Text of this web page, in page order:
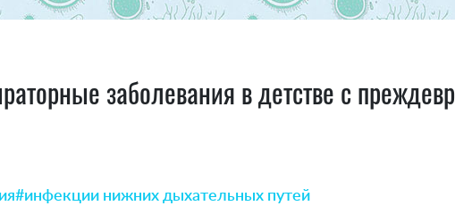
заболевания в детстве с
#инфекции нижних дыхательных путей